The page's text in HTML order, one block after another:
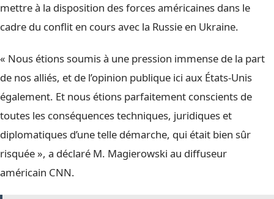
mettre à la disposition des forces américaines dans le
cadre du conflit en cours avec la Russie en Ukraine.
« Nous étions soumis à une pression immense de la part
de nos alliés, et de l’opinion publique ici aux États-Unis
également. Et nous étions parfaitement conscients de
toutes les conséquences techniques, juridiques et
diplomatiques d’une telle démarche, qui était bien sûr
risquée », a déclaré M. Magierowski au diffuseur
américain CNN.